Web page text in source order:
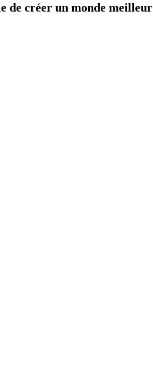
de créer un monde meilleur